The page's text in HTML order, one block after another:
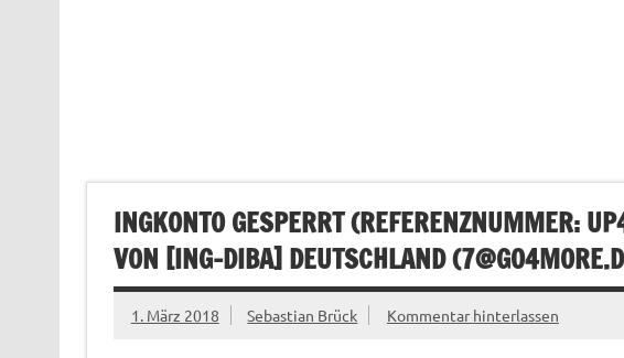
INGKONTO GESPERRT (REFERENZNUMMER:
VON [ING-DIBA] DEUTSCHLAND (
1. März 2018 Sebastian Brück Kommentar hinterlassen